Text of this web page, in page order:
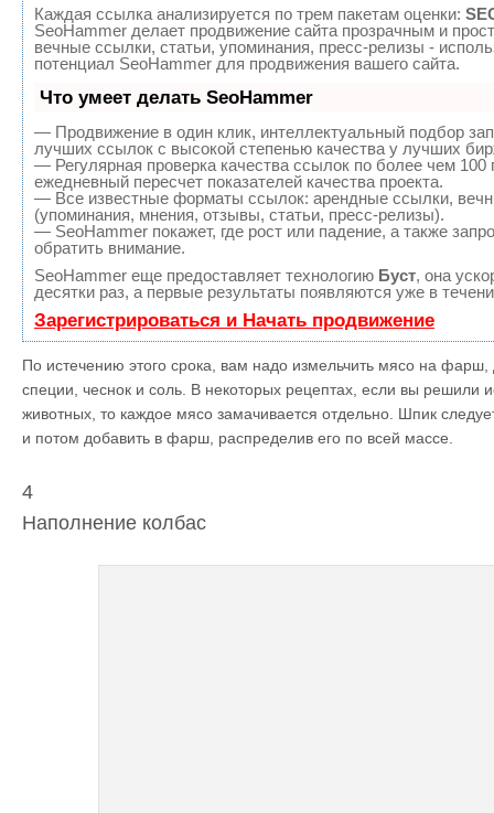
Каждая ссылка анализируется по трем пакетам оценки:
SeoHammer делает продвижение сайта прозрачным и
вечные ссылки, статьи, упоминания, пресс-релизы -
потенциал SeoHammer для продвижения вашего сайта.
Что умеет делать SeoHammer
— Продвижение в один клик, интеллектуальный подбор
лучших ссылок с высокой степенью качества у лучших
— Регулярная проверка качества ссылок по более чем 100
ежедневный пересчет показателей качества проекта.
— Все известные форматы ссылок: арендные ссылки,
(упоминания, мнения, отзывы, статьи, пресс-релизы).
— SeoHammer покажет, где рост или падение, а также
обратить внимание.
SeoHammer еще предоставляет технологию Буст, она
десятки раз, а первые результаты появляются уже в
Зарегистрироваться и Начать продвижение
По истечению этого срока, вам надо измельчить мясо на фарш,
специи, чеснок и соль. В некоторых рецептах, если вы решили
животных, то каждое мясо замачивается отдельно. Шпик
и потом добавить в фарш, распределив его по всей массе.
4
Наполнение колбас